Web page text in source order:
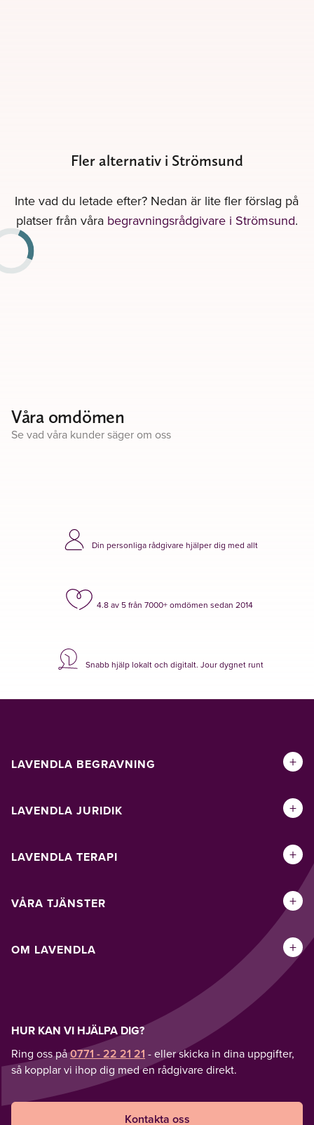
Fler alternativ i Strömsund
Inte vad du letade efter? Nedan är lite fler förslag på
platser från våra begravningsrådgivare i Strömsund.
Våra omdömen
Se vad våra kunder säger om oss
Din personliga rådgivare hjälper dig med allt
4.8 av 5 från 7000+ omdömen sedan 2014
Snabb hjälp lokalt och digitalt. Jour dygnet runt
LAVENDLA BEGRAVNING +
LAVENDLA JURIDIK +
LAVENDLA TERAPI +
VÅRA TJÄNSTER +
OM LAVENDLA +
HUR KAN VI HJÄLPA DIG?
Ring oss på0771 - 22 21 21 - eller skicka in dina uppgifter,
så kopplar vi ihop dig med en rådgivare direkt.
Kontakta oss